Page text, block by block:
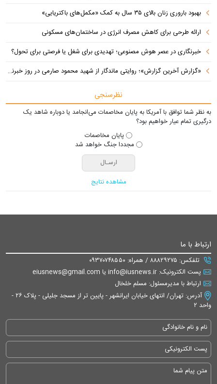
بهبود باروری زنان بالای ۳۵ سال به کمک «مکمل‌های باکتریایی»
ارائه طرحی برای کاهش مصرف انرژی در ساختمان‌های مسکونی
خبرنگاری در عصر هوش مصنوعی؛ تهدیدی برای شغل یا فرصتی برای تحول؟
«گزارش آخرین گزارش»؛ روایتی ماندگار از شهید محمود صارمی در روز خبرنگار
نظرسنجی
به نظر شما توافق با آمریکا به پایان مخاصمات می‌انجامد یا دوباره شاهد یک
درگیری تمام عیار خواهیم بود؟
پایان مخاصمات
مجددا جنگ خواهد شد
مشاهده نتایج
ارتباط با ما
تلفکس: ۸۸۸۲۹۲۷۵ / همراه: ۰۹۳۷۰۷۴۸۵۵۰
پست الکترونیک: info@iusnews.ir یا eiusnews@gmail.com
ارتباط با مدیرمسئول: مسلم خلخال
آدرس: تهران/ انتهای خیابان ایرانشهر - پایین تر از مسجد جلیلی - پلاک ۲۶ -
واحد ۲